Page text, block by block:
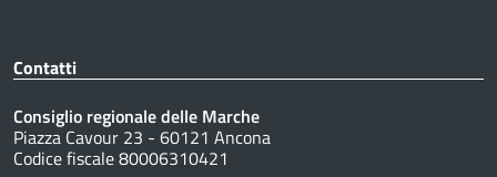
Contatti
Consiglio regionale delle Marche
Piazza Cavour 23 - 60121 Ancona
Codice fiscale 80006310421